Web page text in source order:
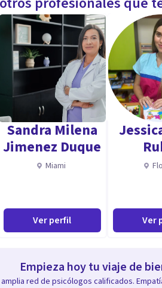
Sandra Milena
Jimenez Duque
Miami
Ver perfil Ver
Empieza hoy tu viaje de
red de psicólogos calificados.